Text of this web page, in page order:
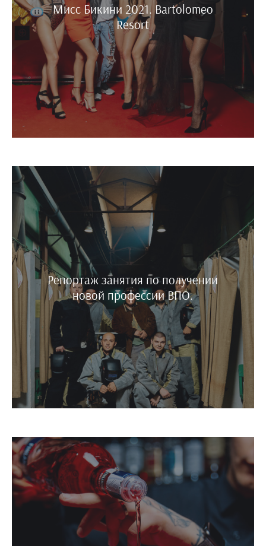
Мисс Бикини 2021. Bartolomeo
Resort
Репортаж занятия по получении
новой профессии ВПО.